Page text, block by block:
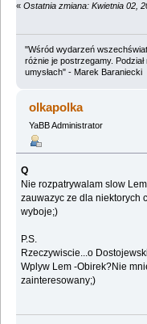
« Ostatnia zmiana: Kwietnia 02,
"Wśród wydarzeń
różnie je postrzegamy.
umysłach" - Marek Baraniecki
olkapolka
YaBB Administrator
Q
Nie rozpatrywalam slow
zauwazyc ze dla niektorych
wyboje;)
P.S.
Rzeczywiscie...o
Wplyw Lem -Obirek?Nie
zainteresowany;)